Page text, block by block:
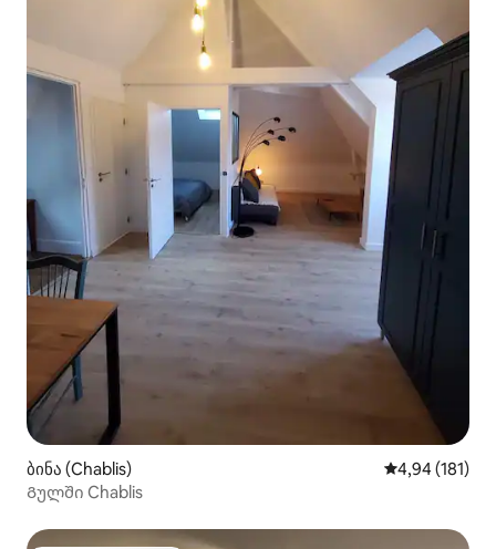
ბინა (Chablis) საშუალო
4,94 (181)
Გულში Chablis